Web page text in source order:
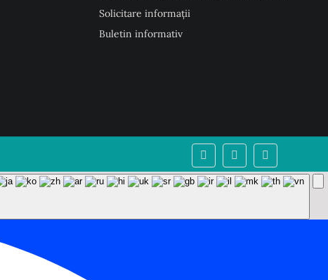
Solicitare informații
Buletin informativ